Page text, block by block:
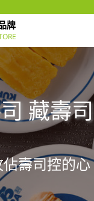
牌
藏壽司
壽司控的心